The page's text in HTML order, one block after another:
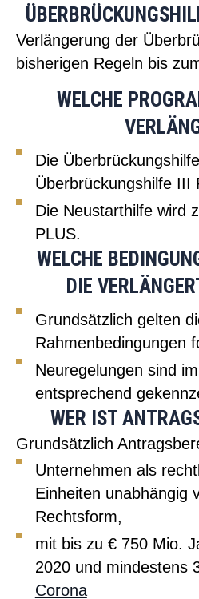
Verlängerung der
bisherigen Regeln bis
WELCHE
Die
Überbrückungshilfe III
Die Neustarthilfe wird
PLUS.
WELCHE
DIE
Grundsätzlich gelten
Rahmenbedingungen
Neuregelungen sind
entsprechend
WER IST
Grundsätzlich
Unternehmen als
Einheiten unabhängig
Rechtsform,
mit bis zu € 750 Mio.
2020 und mindestens
Corona